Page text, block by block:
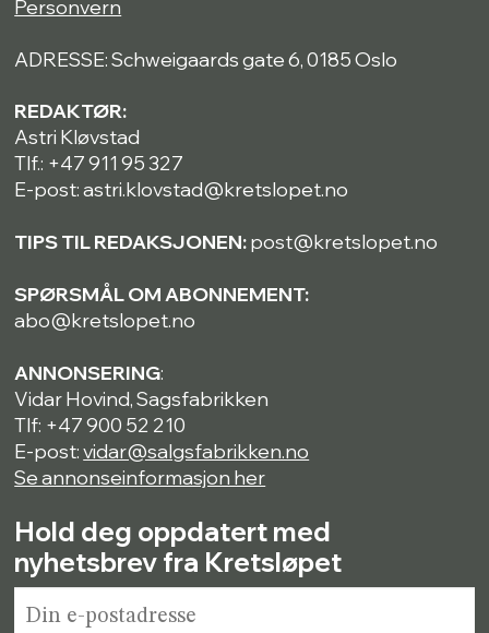
Personvern
ADRESSE: Schweigaards gate 6, 0185 Oslo
REDAKTØR:
Astri Kløvstad
Tlf.: +47 911 95 327
E-post: astri.klovstad@kretslopet.no
TIPS TIL REDAKSJONEN:post@kretslopet.no
SPØRSMÅL OM ABONNEMENT:
abo@kretslopet.no
ANNONSERING:
Vidar Hovind, Sagsfabrikken
Tlf: +47 900 52 210
E-post:vidar@salgsfabrikken.no
Se annonseinformasjon her
Hold deg oppdatert med
nyhetsbrev fra Kretsløpet